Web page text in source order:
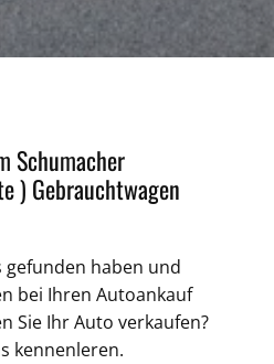
Schumacher
) Gebrauchtwagen
gefunden haben und
bei Ihren Autoankauf
Sie Ihr Auto verkaufen?
kennenleren.